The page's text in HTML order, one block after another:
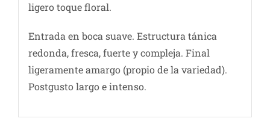
ligero toque floral.
Entrada en boca suave. Estructura tánica
redonda, fresca, fuerte y compleja. Final
ligeramente amargo (propio de la variedad).
Postgusto largo e intenso.